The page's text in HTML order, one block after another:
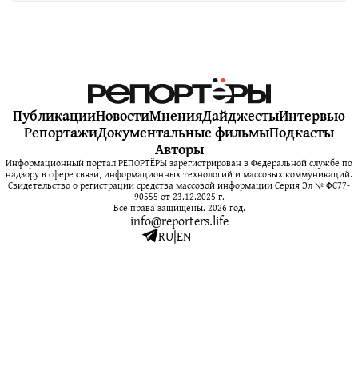
ПубликацииНовостиМненияДайджестыИнтервью
РепортажиДокументальные фильмыПодкасты
Авторы
Информационный портал РЕПОРТЁРЫ зарегистрирован в Федеральной службе по
надзору в сфере связи, информационных технологий и массовых коммуникаций.
Свидетельство о регистрации средства массовой информации Серия Эл № ФС77-
90555 от 23.12.2025 г.
Все права защищены. 2026 год.
info@reporters.life
RU|EN